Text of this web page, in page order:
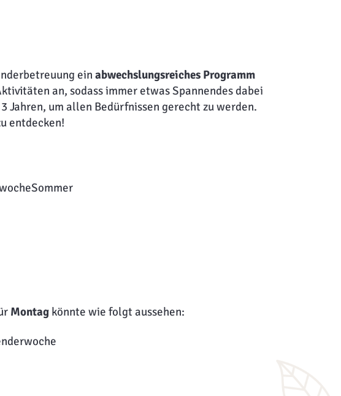
ein abwechslungsreiches Programm
an, sodass immer etwas Spannendes dabei
Jahren, um allen Bedürfnissen gerecht zu werden.
entdecken!
Sommer
Montag könnte wie folgt aussehen: